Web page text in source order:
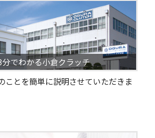
分でわかる小倉クラッチ
ことを簡単に説明させていただきま